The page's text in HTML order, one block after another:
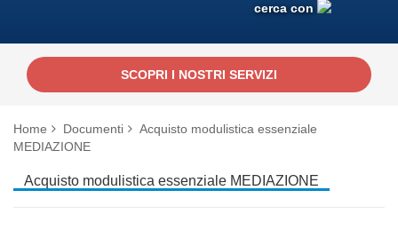
cerca con
SCOPRI I NOSTRI SERVIZI
Home Documenti
Acquisto modulistica essenziale
MEDIAZIONE
Acquisto modulistica essenziale MEDIAZIONE